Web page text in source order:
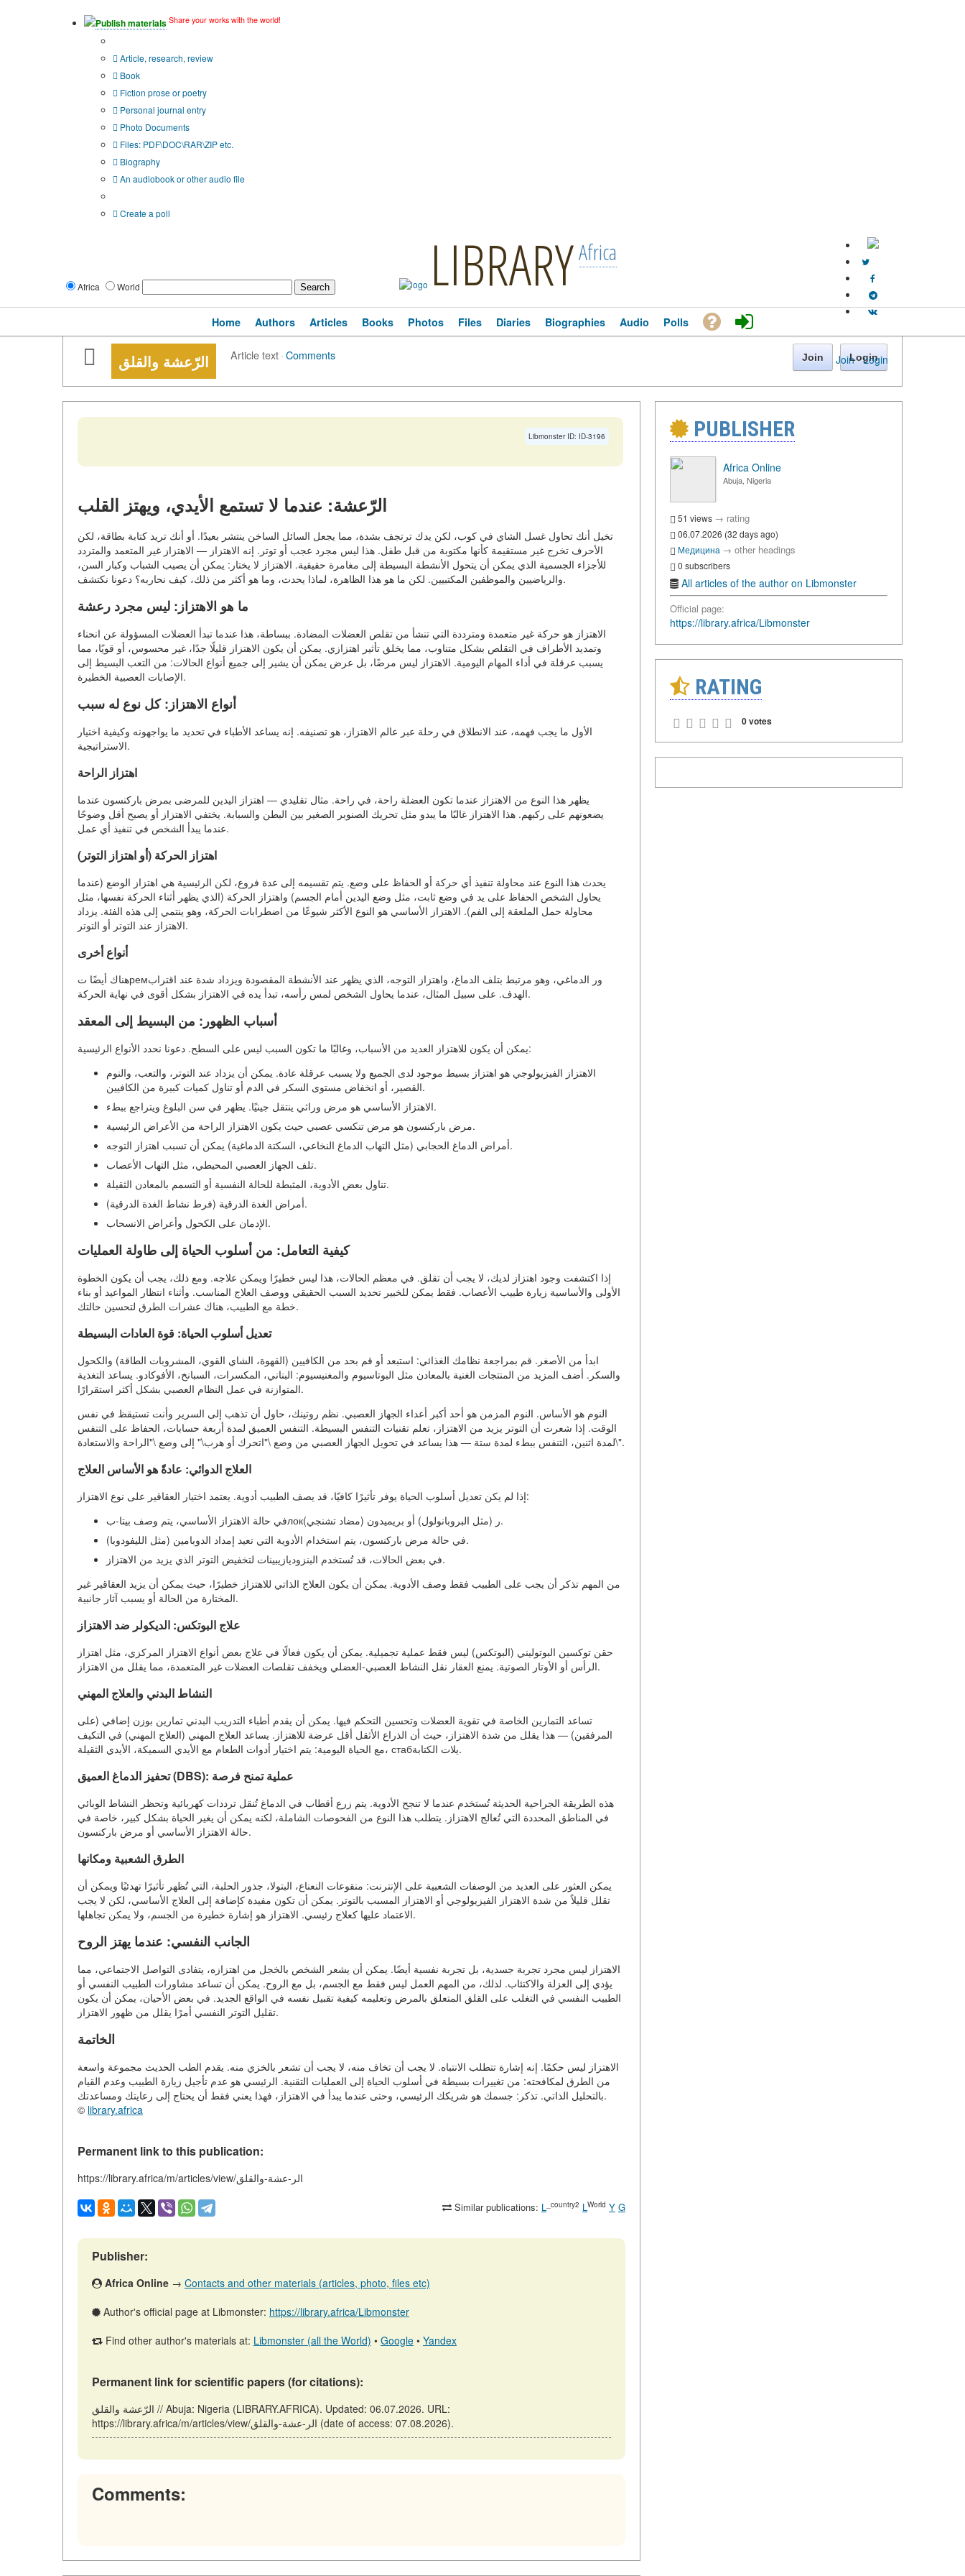
Publish materials Share your works with the world!
Article, research, review
Book
Fiction prose or poetry
Personal journal entry
Photo Documents
Files: PDF\DOC\RAR\ZIP etc.
Biography
An audiobook or other audio file
Create a poll
Africa World LIBRARYAfrica
Join · Login
Home Authors Articles Books Photos Files Diaries Biographies Audio Polls
الرّعشة والقلق Article text·Comments Join Login
Libmonster ID: ID-3196
الرّعشة: عندما لا تستمع الأيدي، ويهتز القلب
تخيل أنك تحاول غسل الشاي في كوب، لكن يدك ترتجف بشدة، مما يجعل السائل الساخن ينتشر بعيدًا. أو أنك تريد كتابة بطاقة، لكن
الأحرف تخرج غير مستقيمة كأنها مكتوبة من قبل طفل. هذا ليس مجرد عجب أو توتر. إنه الاهتزاز — الاهتزاز غير المتعمد والمتردد
للأجزاء الجسمية الذي يمكن أن يتحول الأنشطة البسيطة إلى مغامرة حقيقية. الاهتزاز لا يختار: يمكن أن يصيب الشباب وكبار السن،
والرياضيين والموظفين المكتبيين. لكن ما هو هذا الظاهرة، لماذا يحدث، وما هو أكثر من ذلك، كيف نحاربه؟ دعونا نكتشف.
ما هو الاهتزاز: ليس مجرد رعشة
الاهتزاز هو حركة غير متعمدة ومترددة التي تنشأ من تقلص العضلات المضادة. ببساطة، هذا عندما تبدأ العضلات المسؤولة عن انحناء
وتمديد الأطراف في التقلص بشكل متناوب، مما يخلق تأثير اهتزازي. يمكن أن يكون الاهتزاز قليلًا جدًا، غير محسوس، أو قويًا، مما
يسبب عرقلة في أداء المهام اليومية. الاهتزاز ليس مرضًا، بل عرض يمكن أن يشير إلى جميع أنواع الحالات: من التعب البسيط إلى
الإصابات العصبية الخطيرة.
أنواع الاهتزاز: كل نوع له سبب
الأول ما يجب فهمه، عند الانطلاق في رحلة عبر عالم الاهتزاز، هو تصنيفه. إنه يساعد الأطباء في تحديد ما يواجهونه وكيفية اختيار
الاستراتيجية.
اهتزاز الراحة
يظهر هذا النوع من الاهتزاز عندما تكون العضلة راحة، في راحة. مثال تقليدي — اهتزاز اليدين للمرضى بمرض باركنسون عندما
يضعونهم على ركبهم. هذا الاهتزاز غالبًا ما يبدو مثل تحريك الصنوبر الصغير بين البطن والسبابة. يختفي الاهتزاز أو يصبح أقل وضوحًا
عندما يبدأ الشخص في تنفيذ أي عمل.
اهتزاز الحركة (أو اهتزاز التوتر)
يحدث هذا النوع عند محاولة تنفيذ أي حركة أو الحفاظ على وضع. يتم تقسيمه إلى عدة فروع، لكن الرئيسية هي اهتزاز الوضع (عندما
يحاول الشخص الحفاظ على يد في وضع ثابت، مثل وضع اليدين أمام الجسم) واهتزاز الحركة (الذي يظهر أثناء الحركة نفسها، مثل
محاولة حمل الملعقة إلى الفم). الاهتزاز الأساسي هو النوع الأكثر شيوعًا من اضطرابات الحركة، وهو ينتمي إلى هذه الفئة. يزداد
الاهتزاز عند التوتر أو التوتر.
أنواع أخرى
هناك أيضًا تремور الدماغي، وهو مرتبط بتلف الدماغ، واهتزاز التوجه، الذي يظهر عند الأنشطة المقصودة ويزداد شدة عند اقتراب
الهدف. على سبيل المثال، عندما يحاول الشخص لمس رأسه، تبدأ يده في الاهتزاز بشكل أقوى في نهاية الحركة.
أسباب الظهور: من البسيط إلى المعقد
يمكن أن يكون للاهتزاز العديد من الأسباب، وغالبًا ما تكون السبب ليس على السطح. دعونا نحدد الأنواع الرئيسية:
الاهتزاز الفيزيولوجي هو اهتزاز بسيط موجود لدى الجميع ولا يسبب عرقلة عادة. يمكن أن يزداد عند التوتر، والتعب، والنوم
القصير، أو انخفاض مستوى السكر في الدم أو تناول كميات كبيرة من الكافيين.
الاهتزاز الأساسي هو مرض وراثي ينتقل جينيًا. يظهر في سن البلوغ ويتراجع ببطء.
مرض باركنسون هو مرض تنكسي عصبي حيث يكون الاهتزاز الراحة من الأعراض الرئيسية.
أمراض الدماغ الحجابي (مثل التهاب الدماغ النخاعي، السكتة الدماغية) يمكن أن تسبب اهتزاز التوجه.
تلف الجهاز العصبي المحيطي، مثل التهاب الأعصاب.
تناول بعض الأدوية، المثبطة للحالة النفسية أو التسمم بالمعادن الثقيلة.
أمراض الغدة الدرقية (فرط نشاط الغدة الدرقية).
الإدمان على الكحول وأعراض الانسحاب.
كيفية التعامل: من أسلوب الحياة إلى طاولة العمليات
إذا اكتشفت وجود اهتزاز لديك، لا يجب أن تقلق. في معظم الحالات، هذا ليس خطيرًا ويمكن علاجه. ومع ذلك، يجب أن يكون الخطوة
الأولى والأساسية زيارة طبيب الأعصاب. فقط يمكن للخبير تحديد السبب الحقيقي ووصف العلاج المناسب. وأثناء انتظار المواعيد أو بناء
خطة مع الطبيب، هناك عشرات الطرق لتحسين حالتك.
تعديل أسلوب الحياة: قوة العادات البسيطة
ابدأ من الأصغر. قم بمراجعة نظامك الغذائي: استبعد أو قم بحد من الكافيين (القهوة، الشاي القوي، المشروبات الطاقة) والكحول
والسكر. أضف المزيد من المنتجات الغنية بالمعادن مثل البوتاسيوم والمغنيسيوم: البناني، المكسرات، السبانخ، الأفوكادو. يساعد التغذية
المتوازنة في عمل النظام العصبي بشكل أكثر استقرارًا.
النوم هو الأساس. النوم المزمن هو أحد أكبر أعداء الجهاز العصبي. نظم روتينك، حاول أن تذهب إلى السرير وأنت تستيقظ في نفس
الوقت. إذا شعرت أن التوتر يزيد من الاهتزاز، تعلم تقنيات التنفس البسيطة. التنفس العميق لمدة أربعة حسابات، الحفاظ على التنفس
لمدة اثنين، التنفس ببطء لمدة ستة — هذا يساعد في تحويل الجهاز العصبي من وضع \"اتحرك أو هرب\" إلى وضع \"الراحة والاستعادة\".
العلاج الدوائي: عادةً هو الأساس العلاج
إذا لم يكن تعديل أسلوب الحياة يوفر تأثيرًا كافيًا، قد يصف الطبيب أدوية. يعتمد اختيار العقاقير على نوع الاهتزاز:
في حالة الاهتزاز الأساسي، يتم وصف بيتا-بлокر (مثل البروبانولول) أو بريميدون (مضاد تشنجي).
في حالة مرض باركنسون، يتم استخدام الأدوية التي تعيد إمداد الدوبامين (مثل الليفودوبا).
في بعض الحالات، قد تُستخدم البنزوديازيبينات لتخفيض التوتر الذي يزيد من الاهتزاز.
من المهم تذكر أن يجب على الطبيب فقط وصف الأدوية. يمكن أن يكون العلاج الذاتي للاهتزاز خطيرًا، حيث يمكن أن يزيد العقاقير غير
المختارة من الحالة أو يسبب آثار جانبية.
علاج البوتكس: الديكولر ضد الاهتزاز
حقن توكسين البوتوليني (البوتكس) ليس فقط عملية تجميلية. يمكن أن يكون فعالًا في علاج بعض أنواع الاهتزاز المركزي، مثل اهتزاز
الرأس أو الأوتار الصوتية. يمنع العقار نقل النشاط العصبي-العضلي ويخفف تقلصات العضلات غير المتعمدة، مما يقلل من الاهتزاز.
النشاط البدني والعلاج المهني
تساعد التمارين الخاصة في تقوية العضلات وتحسين التحكم فيها. يمكن أن يقدم أطباء التدريب البدني تمارين بوزن إضافي (على
المرفقين) — هذا يقلل من شدة الاهتزاز، حيث أن الذراع الأثقل أقل عرضة للاهتزاز. يساعد العلاج المهني (العلاج المهني) في التكيف
مع الحياة اليومية: يتم اختيار أدوات الطعام مع الأيدي السميكة، الأيدي الثقيلة، стабيلات الكتابة.
تحفيز الدماغ العميق (DBS): عملية تمنح فرصة
هذه الطريقة الجراحية الحديثة تُستخدم عندما لا تنجح الأدوية. يتم زرع أقطاب في الدماغ تُنقل ترددات كهربائية وتحظر النشاط الوبائي
في المناطق المحددة التي تُعالج الاهتزاز. يتطلب هذا النوع من الفحوصات الشاملة، لكنه يمكن أن يغير الحياة بشكل كبير، خاصة في
حالة الاهتزاز الأساسي أو مرض باركنسون.
الطرق الشعبية ومكانها
يمكن العثور على العديد من الوصفات الشعبية على الإنترنت: منقوعات النعناع، البتولا، جذور الحلبة، التي تُظهر تأثيرًا تهدئيًا ويمكن أن
تقلل قليلاً من شدة الاهتزاز الفيزيولوجي أو الاهتزاز المسبب بالتوتر. يمكن أن تكون مفيدة كإضافة إلى العلاج الأساسي، لكن لا يجب
الاعتماد عليها كعلاج رئيسي. الاهتزاز هو إشارة خطيرة من الجسم، ولا يمكن تجاهلها.
الجانب النفسي: عندما يهتز الروح
الاهتزاز ليس مجرد تجربة جسدية، بل تجربة نفسية أيضًا. يمكن أن يشعر الشخص بالخجل من اهتزازه، يتفادى التواصل الاجتماعي، مما
يؤدي إلى العزلة والاكتئاب. لذلك، من المهم العمل ليس فقط مع الجسم، بل مع الروح. يمكن أن تساعد مشاورات الطبيب النفسي أو
الطبيب النفسي في التغلب على القلق المتعلق بالمرض وتعليمه كيفية تقبيل نفسه في الواقع الجديد. في بعض الأحيان، يمكن أن يكون
تقليل التوتر النفسي أمرًا يقلل من ظهور الاهتزاز.
الخاتمة
الاهتزاز ليس حكمًا. إنه إشارة تتطلب الانتباه. لا يجب أن تخاف منه، لا يجب أن تشعر بالخزي منه. يقدم الطب الحديث مجموعة واسعة
من الطرق لمكافحته: من تغييرات بسيطة في أسلوب الحياة إلى العمليات التقنية. الرئيسي هو عدم تأجيل زيارة الطبيب وعدم القيام
بالتحليل الذاتي. تذكر: جسمك هو شريكك الرئيسي، وحتى عندما يبدأ في الاهتزاز، فهذا يعني فقط أن يحتاج إلى رعايتك ومساعدتك.
© library.africa
Permanent link to this publication:
https://library.africa/m/articles/view/الر-عشة-والقلق
Similar publications: L _country2 LWorld Y G
Publisher:
Africa Online → Contacts and other materials (articles, photo, files etc)
Author's official page at Libmonster: https://library.africa/Libmonster
Find other author's materials at: Libmonster (all the World) • Google • Yandex
Permanent link for scientific papers (for citations):
الرّعشة والقلق // Abuja: Nigeria (LIBRARY.AFRICA). Updated: 06.07.2026. URL:
https://library.africa/m/articles/view/الر-عشة-والقلق (date of access: 07.08.2026).
Comments:
PUBLISHER
Africa Online
Abuja, Nigeria
51 views → rating
06.07.2026 (32 days ago)
Медицина → other headings
0 subscribers
All articles of the author on Libmonster
Official page:
https://library.africa/Libmonster
RATING
0 votes